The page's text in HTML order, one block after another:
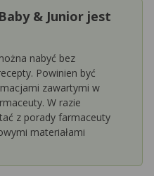
& Junior jest
nabyć bez
Powinien być
zawartymi w
W razie
z porady farmaceuty
materiałami